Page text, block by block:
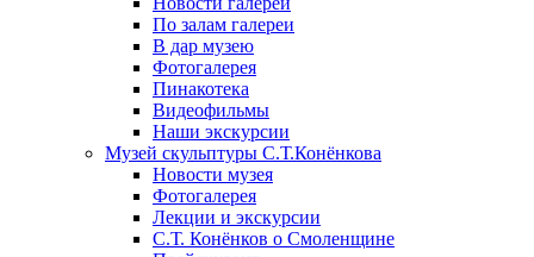
По залам галереи
В дар музею
Фотогалерея
Пинакотека
Видеофильмы
Наши экскурсии
Музей скульптуры С.Т.Конёнкова
Новости музея
Фотогалерея
Лекции и экскурсии
С.Т. Конёнков о Смоленщине